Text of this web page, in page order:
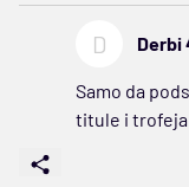
D Derbi
Samo da
titule i trofeja